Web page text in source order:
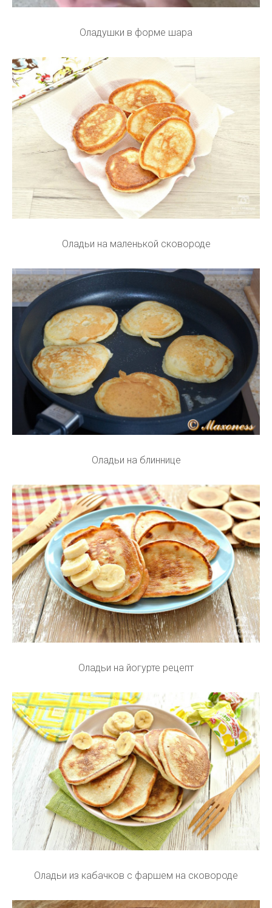
Оладушки в форме шара
Оладьи на маленькой сковороде
Оладьи на блиннице
Оладьи на йогурте рецепт
Оладьи из кабачков с фаршем на сковороде